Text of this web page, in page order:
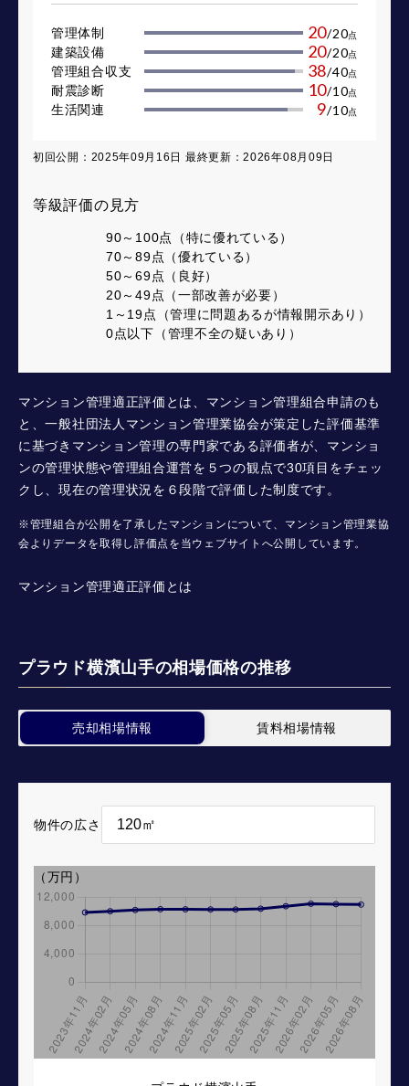
管理体制 20/20点
建築設備 20/20点
管理組合収支 38/40点
耐震診断 10/10点
生活関連 9/10点
初回公開：2025年09月16日 最終更新：2026年08月09日
等級評価の見方
90～100点（特に優れている）
70～89点（優れている）
50～69点（良好）
20～49点（一部改善が必要）
1～19点（管理に問題あるが情報開示あり）
0点以下（管理不全の疑いあり）
マンション管理適正評価とは、マンション管理組合申請のも
と、一般社団法人マンション管理業協会が策定した評価基準
に基づきマンション管理の専門家である評価者が、マンショ
ンの管理状態や管理組合運営を５つの観点で30項目をチェッ
クし、現在の管理状況を６段階で評価した制度です。
※管理組合が公開を了承したマンションについて、マンション管理業協
会よりデータを取得し評価点を当ウェブサイトへ公開しています。
マンション管理適正評価とは
プラウド横濱山手の相場価格の推移
売却相場情報 賃料相場情報
物件の広さ
（万円）